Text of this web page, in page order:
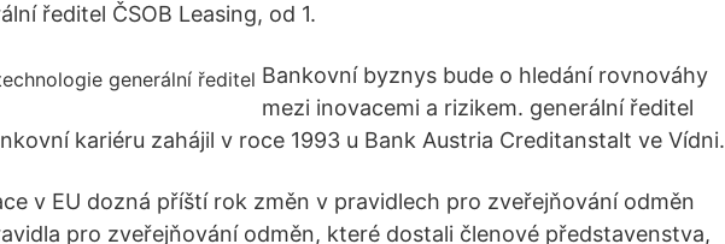
ředitel ČSOB Leasing, od 1.
Bankovní byznys bude o hledání rovnováhy
mezi inovacemi a rizikem. generální ředitel
kariéru zahájil v roce 1993 u Bank Austria Creditanstalt ve Vídni.
v EU dozná příští rok změn v pravidlech pro zveřejňování odměn
pro zveřejňování odměn, které dostali členové představenstva,